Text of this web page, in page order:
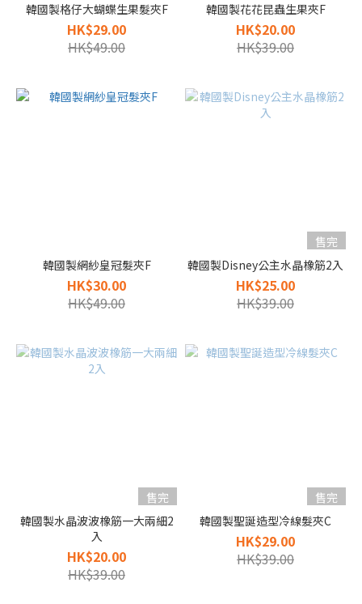
韓國製格仔大蝴蝶生果髮夾F
HK$29.00
HK$49.00
韓國製花花昆蟲生果夾F
HK$20.00
HK$39.00
韓國製網紗皇冠髮夾F
HK$30.00
HK$49.00
售完
韓國製Disney公主水晶橡筋2入
HK$25.00
HK$39.00
售完
韓國製水晶波波橡筋一大兩細2
入
HK$20.00
HK$39.00
售完
韓國製聖誕造型冷線髮夾C
HK$29.00
HK$39.00